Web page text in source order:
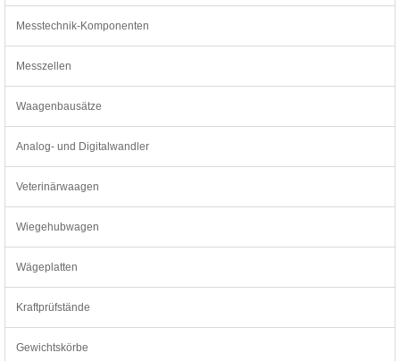
Messtechnik-Komponenten
Messzellen
Waagenbausätze
Analog- und Digitalwandler
Veterinärwaagen
Wiegehubwagen
Wägeplatten
Kraftprüfstände
Gewichtskörbe